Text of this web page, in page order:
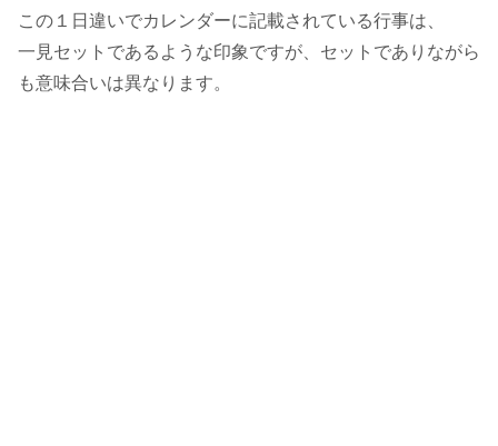
この１日違いでカレンダーに記載されている行事は、
一見セットであるような印象ですが、セットでありながら
も意味合いは異なります。